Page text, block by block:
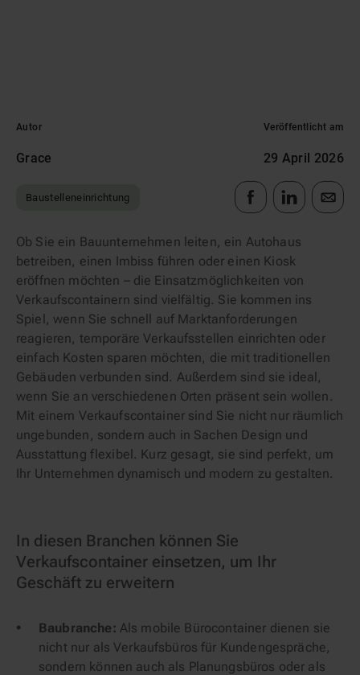
Autor
Grace
Veröffentlicht am
29 April 2026
Baustelleneinrichtung
Ob Sie ein Bauunternehmen leiten, ein Autohaus
betreiben, einen Imbiss führen oder einen Kiosk
eröffnen möchten – die Einsatzmöglichkeiten von
Verkaufscontainern sind vielfältig. Sie kommen ins
Spiel, wenn Sie schnell auf Marktanforderungen
reagieren, temporäre Verkaufsstellen einrichten oder
einfach Kosten sparen möchten, die mit traditionellen
Gebäuden verbunden sind. Außerdem sind sie ideal,
wenn Sie an verschiedenen Orten präsent sein wollen.
Mit einem Verkaufscontainer sind Sie nicht nur räumlich
ungebunden, sondern auch in Sachen Design und
Ausstattung flexibel. Kurz gesagt, sie sind perfekt, um
Ihr Unternehmen dynamisch und modern zu gestalten.
In diesen Branchen können Sie
Verkaufscontainer einsetzen, um Ihr
Geschäft zu erweitern
Baubranche: Als mobile Bürocontainer dienen sie
nicht nur als Verkaufsbüros für Kundengespräche,
sondern können auch als Planungsbüros oder als